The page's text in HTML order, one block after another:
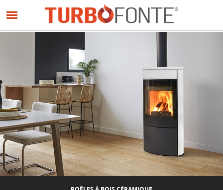
au
PRÉCÉDENT
Panneau de gestion des cookies